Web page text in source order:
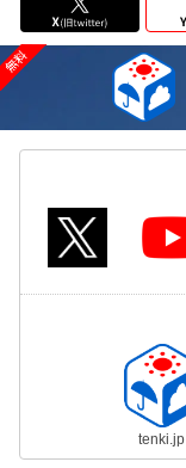
tenki.jp